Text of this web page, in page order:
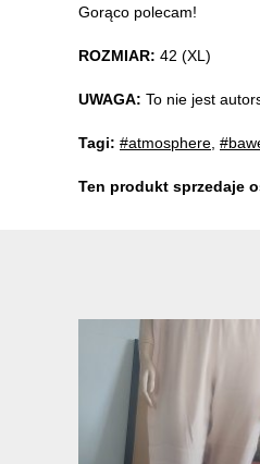
Gorąco polecam!
ROZMIAR: 42 (XL)
UWAGA: To nie jest
Tagi: #atmosphere
Ten produkt sprzedaje